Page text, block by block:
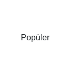
Popüler